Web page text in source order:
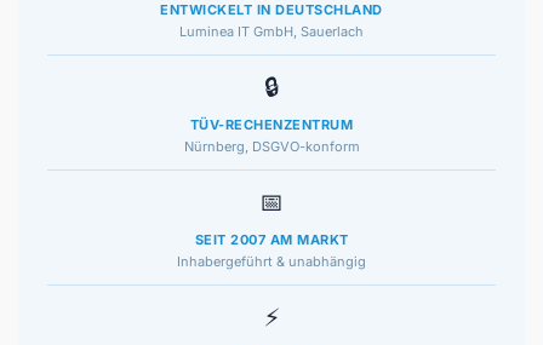
ENTWICKELT IN DEUTSCHLAND
Luminea IT GmbH, Sauerlach
🔒
TÜV-RECHENZENTRUM
Nürnberg, DSGVO-konform
📅
SEIT 2007 AM MARKT
Inhabergeführt & unabhängig
⚡